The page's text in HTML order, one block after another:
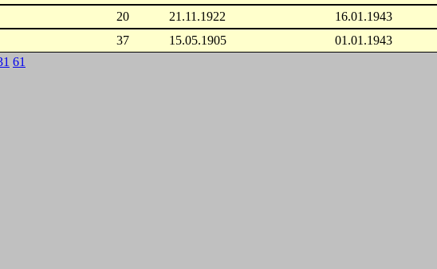
20 21.11.1922
16.01.1943
37 15.05.1905
01.01.1943
61